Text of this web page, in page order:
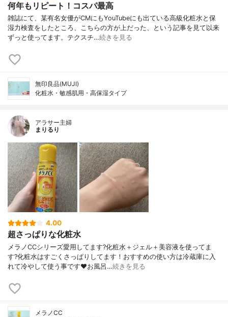
何年もリピート！コスパ最高
雑誌にて、某有名女優がCMにもYouTubeにも出ている高級化粧水と保
湿力検査をしたところ、こちらの方が上だった、という記事を見て以来
ずっと使ってます。テクスチ…続きを見る
無印良品(MUJI)
化粧水・敏感肌用・高保湿タイプ
アラサー主婦
まりるり
4.00
超さっぱりな化粧水
メラノCCシリーズ愛用してます?化粧水＋ジェル＋美容液を使ってま
す?化粧水はすごくさっぱりしてます！おすすめの使い方は冷蔵庫に入
れて冷やして使う事です❤️お風呂…続きを見る
メラノCC